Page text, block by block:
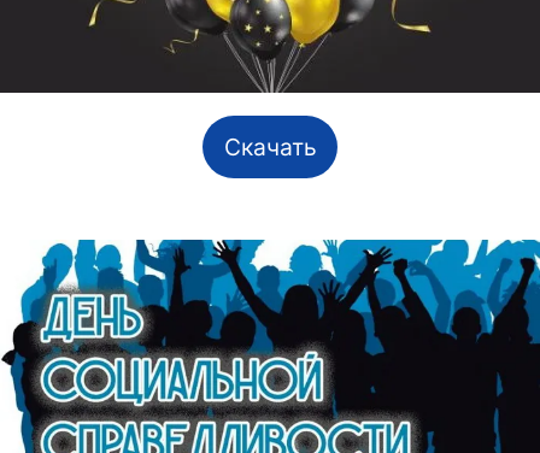
Скачать